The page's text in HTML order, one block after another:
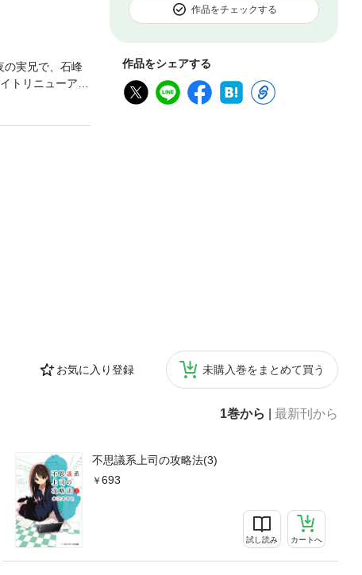
作品をチェックする
作品をシェアする
お気に入り登録 未購入巻をまとめて買う
1巻から 最新刊から
不思議系上司の攻略法(3)
693
試し読み カートへ
の実兄で、石峰
トリニューアル
らず、真夜の